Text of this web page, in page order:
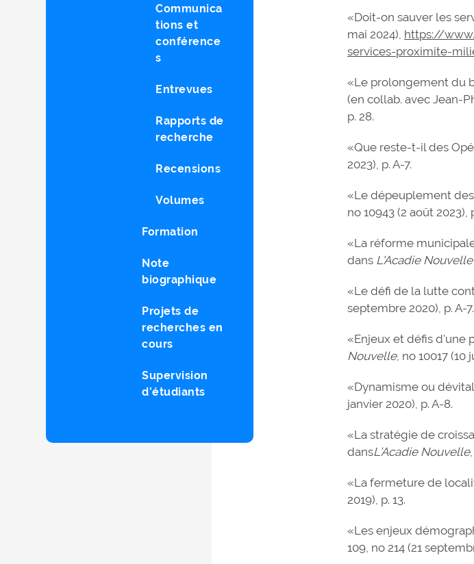
Communica
tions et
conférence
s
Entrevues
Rapports de
recherche
Recensions
Volumes
Formation
Note
biographique
Projets de
recherches en
cours
Supervision
d’étudiants
«Doit-on sauver les
mai 2024), https://
services-proximite-
«Le prolongement du
(en collab. avec Jean-
p. 28.
«Que reste-t-il des
2023), p. A-7.
«Le dépeuplement
no 10943 (2 août 2023),
«La réforme
dans L'Acadie Nouvelle
«Le défi de la lutte
septembre 2020), p. A-7.
«Enjeux et défis d'une
Nouvelle, no 10017 (10
«Dynamisme ou
janvier 2020), p. A-8.
«La stratégie de
dansL’Acadie Nouvelle
«La fermeture de
2019), p. 13.
«Les enjeux
109, no 214 (21